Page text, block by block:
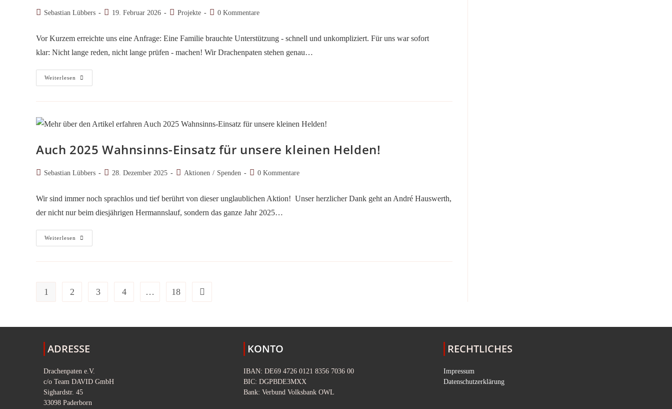
Beitrags-
Sebastian Lübbers
Beitrag
19. Februar 2026
Beitrags-
Projekte
Beitrags-
0 Kommentare
Vor Kurzem erreichte uns eine Anfrage: Eine Familie brauchte Unterstützung - schnell und unkompliziert. Für uns war sofort
klar: Nicht lange reden, nicht lange prüfen - machen! Wir Drachenpaten stehen genau…
Weiterlesen
Wo
Es
Punkt.
Auch 2025 Wahnsinns-Einsatz für unsere kleinen Helden!
Beitrags-
Sebastian Lübbers
Beitrag
28. Dezember 2025
Beitrags-
Aktionen / Spenden
Beitrags-
0 Kommentare
Wir sind immer noch sprachlos und tief berührt von dieser unglaublichen Aktion! Unser herzlicher Dank geht an André Hauswerth,
der nicht nur beim diesjährigen Hermannslauf, sondern das ganze Jahr 2025…
Weiterlesen
Auch
2025
Kleinen
Helden!
1 2 3 4 … 18
ADRESSE
Drachenpaten e.V.
c/o Team DAVID GmbH
Sighardstr. 45
33098 Paderborn
KONTO
IBAN: DE69 4726 0121 8356 7036 00
BIC: DGPBDE3MXX
Bank: Verbund Volksbank OWL
RECHTLICHES
Impressum
Datenschutzerklärung